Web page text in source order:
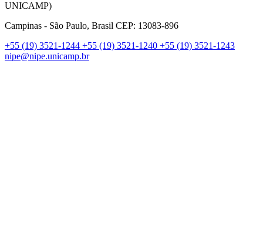
UNICAMP)
Campinas - São Paulo, Brasil CEP: 13083-896
+55 (19) 3521-1244 +55 (19) 3521-1240 +55 (19) 3521-1243
nipe@nipe.unicamp.br